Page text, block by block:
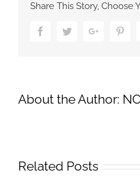
英
(ETP)
報
Share This Story, Choose
FacebookTwitterGoogle+
About the Author:
Related Posts